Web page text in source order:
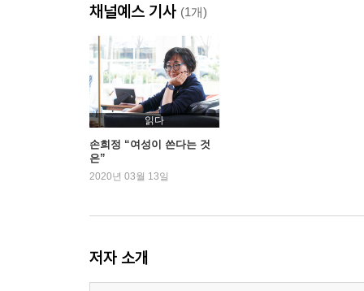
폐소공포증 시대의 남성성 : K-내셔널리즘, 파국,
중년 남성의 육체라는 아카이브 : 2000년대 백윤
브로맨스 vs ‘형제’ 로맨스 : 포스트 밀레니엄 남성
누가 민주주의를 노래하는가 : 신자유주의 시대 이
4부 디지털 시대의 남자 되기와 여성 혐오
웃음과 폭력 : 혐오 없는 웃음은 가능한가
Digital Masculinity : 한국 남성청(소)년과 디지털여
주석
채널예스 기사 (1개)
읽다
손희정 “여성이 쓴다는 것
은”
2020년 03월 13일
저자 소개